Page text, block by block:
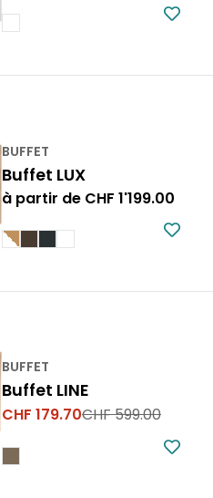
BUFFET
Buffet LUX
Prix
à partir de CHF 1'199.00
BUFFET
Buffet LINE
Prix
vente
CHF 179.70
Prix
CHF 599.00